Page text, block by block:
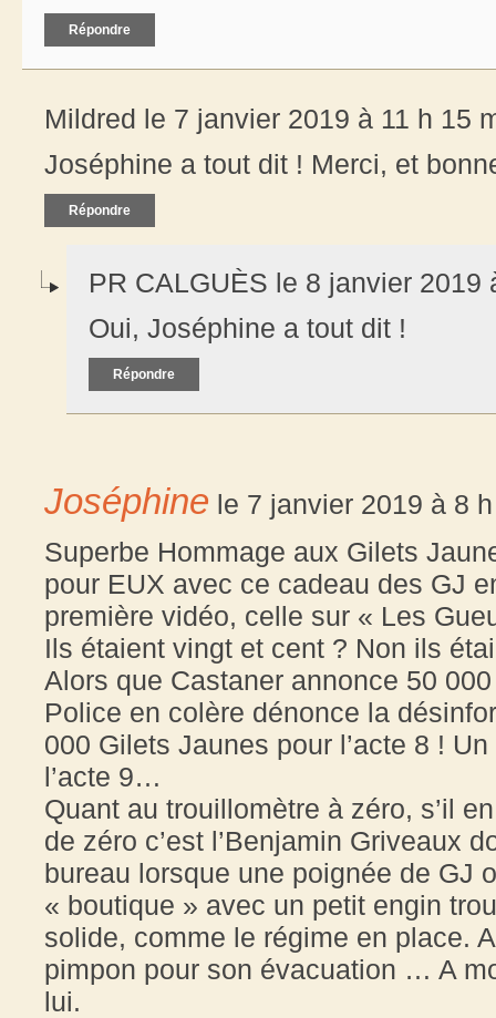
Répondre
Mildred le 7 janvier 2019 à 11 h 15
Joséphine a tout dit ! Merci, et
Répondre
PR CALGUÈS le 8 janvier 2019
Oui, Joséphine a tout dit !
Répondre
Joséphine le 7 janvier 2019 à 8
Superbe Hommage aux Gilets
pour EUX avec ce cadeau des GJ
première vidéo, celle sur « Les
Ils étaient vingt et cent ? Non ils
Alors que Castaner annonce 50
Police en colère dénonce la
000 Gilets Jaunes pour l’acte 8 !
l’acte 9…
Quant au trouillomètre à zéro, s’il
de zéro c’est l’Benjamin Griveaux
bureau lorsque une poignée de GJ
« boutique » avec un petit engin
solide, comme le régime en place.
pimpon pour son évacuation … A
lui.